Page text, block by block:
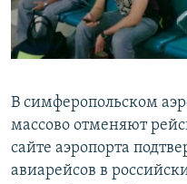
ПОБЕДИТЕЛЕЙ НЕ СУДЯТ?
КРЫМ.НЕПОКОРЕННЫЙ
УКРАИНСКАЯ ПРОБЛЕМА
ПРИСОЕДИНЯЙТЕСЬ!
Все сайты RFE/RL
В симферопольском
массово отменяют
сайте аэропорта
авиарейсов в